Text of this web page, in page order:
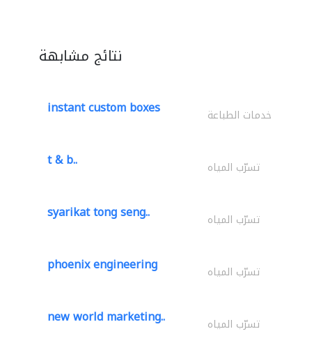
نتائج مشابهة
instant custom boxes خدمات الطباعة
t & b.. تسرّب المياه
syarikat tong seng.. تسرّب المياه
phoenix engineering تسرّب المياه
new world marketing.. تسرّب المياه